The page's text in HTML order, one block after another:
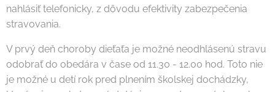
nahlásiť telefonicky, z dôvodu efektivity zabezpečenia
stravovania.
V prvý deň choroby dieťaťa je možné neodhlásenú stravu
odobrať do obedára v čase od 11.30 - 12.00 hod. Toto nie
je možné u detí rok pred plnením školskej dochádzky,